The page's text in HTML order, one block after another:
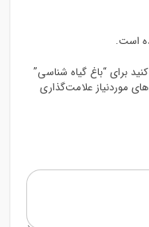
است.
برای “باغ گیاه شناسی”
موردنیاز علامت‌گذاری